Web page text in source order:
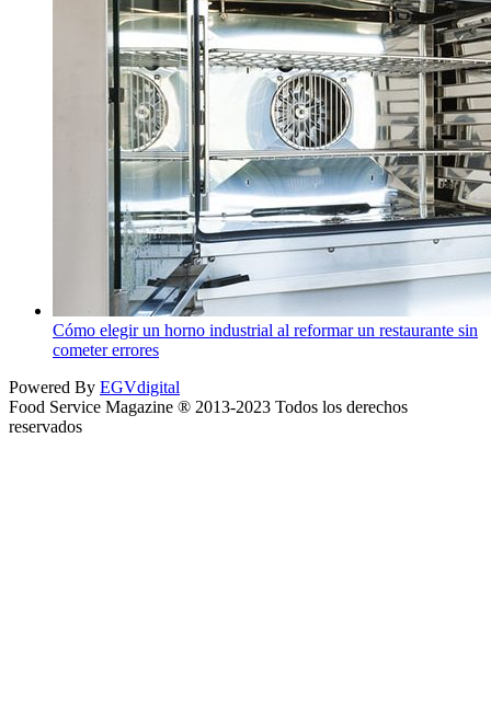
Cómo elegir un horno industrial al reformar un restaurante sin
cometer errores
Powered By EGVdigital
Food Service Magazine ® 2013-2023 Todos los derechos
reservados